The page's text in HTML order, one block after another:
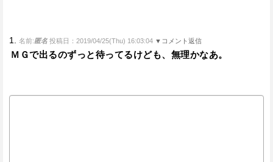
1. 名前:匿名 投稿日：2019/04/25(Thu) 16:03:04 ▼コメント返信
ＭＧで出るのずっと待ってるけども、無理かなあ。